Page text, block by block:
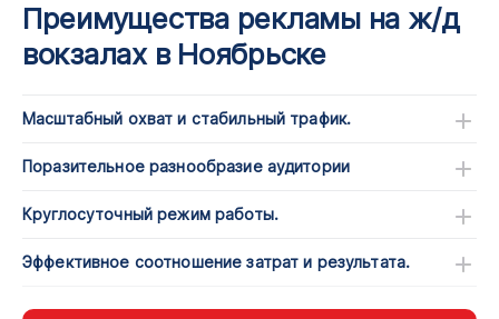
Преимущества рекламы на ж/д
вокзалах в Ноябрьске
Масштабный охват и стабильный трафик.
Поразительное разнообразие аудитории
Круглосуточный режим работы.
Эффективное соотношение затрат и результата.